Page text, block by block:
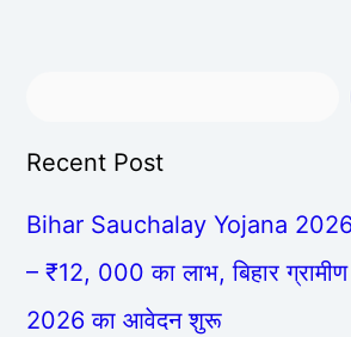
Recent Post
Bihar Sauchalay Yojana
– ₹12, 000 का लाभ, बिहार
2026 का आवेदन शुरू